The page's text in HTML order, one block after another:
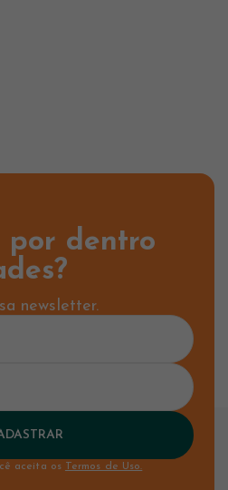
por dentro
newsletter.
aceita os Termos de Uso.